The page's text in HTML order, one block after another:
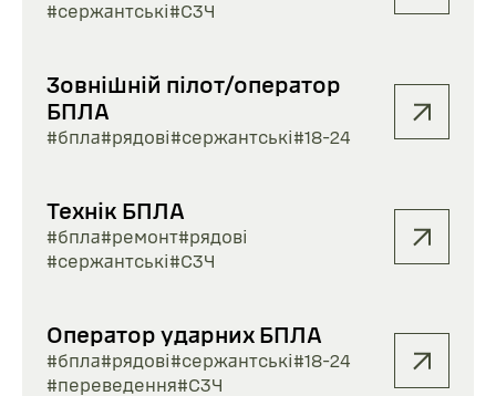
#сержантські#СЗЧ
Зовнішній пілот/оператор
БПЛА
#бпла#рядові#сержантські#18-24
Технік БПЛА
#бпла#ремонт#рядові
#сержантські#СЗЧ
Оператор ударних БПЛА
#бпла#рядові#сержантські#18-24
#переведення#СЗЧ